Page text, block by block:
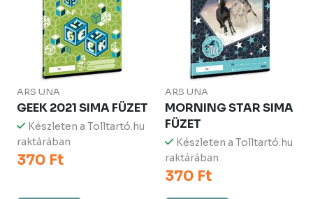
ARS UNA
GEEK 2021 SIMA FÜZET
Készleten a Tolltartó.hu
raktárában
370 Ft
ARS UNA
MORNING STAR SIMA
FÜZET
Készleten a Tolltartó.hu
raktárában
370 Ft